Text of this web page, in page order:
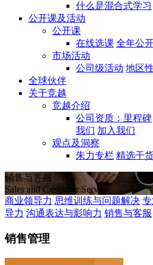
什么是混合式学习
公开课及活动
公开课
在线选课 全年公
市场活动
公司级活动 地区
全球伙伴
关于竞越
竞越介绍
公司资质：里程碑
我们 加入我们
观点及洞察
朱力专栏 精选干
销售与客服
Sales and Customer Service
商业领导力 思维训练与问题解决
导力 沟通表达与影响力 销售与客服
销售管理